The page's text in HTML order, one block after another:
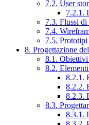
7.2. User
7.2.1.
7.3. Flussi di
7.4.
7.5.
8. Progettazione
8.1. Obiettivi
8.2.
8.2.1.
8.2.2.
8.2.3.
8.3.
8.3.1.